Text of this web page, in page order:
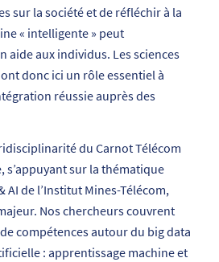
sur la société et de réfléchir à la
« intelligente » peut
aide aux individus. Les sciences
donc ici un rôle essentiel à
réussie auprès des
du Carnot Télécom
s’appuyant sur la thématique
AI de l’Institut Mines-Télécom,
Nos chercheurs couvrent
compétences autour du big data
: apprentissage machine et